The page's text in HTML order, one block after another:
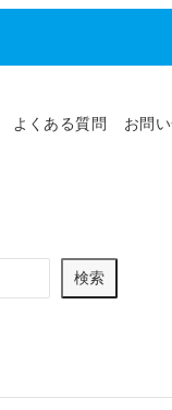
よくある質問 お問
検索